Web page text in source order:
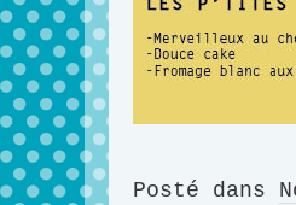
Posté dans